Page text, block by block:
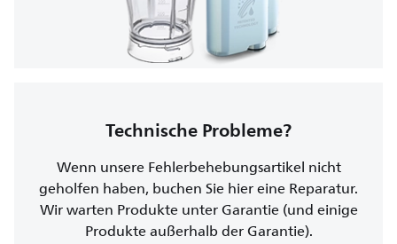
Technische Probleme?
Wenn unsere Fehlerbehebungsartikel nicht
geholfen haben, buchen Sie hier eine Reparatur.
Wir warten Produkte unter Garantie (und einige
Produkte außerhalb der Garantie).